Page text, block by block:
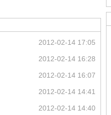
2012-02-14 17:05
2012-02-14 16:28
2012-02-14 16:07
2012-02-14 14:41
2012-02-14 14:40